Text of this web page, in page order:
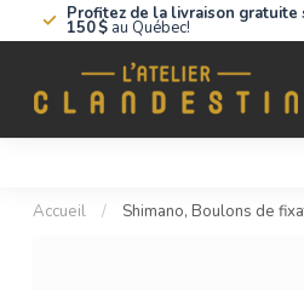
Profitez de la livraison
150 $ au Québec!
Accueil / Shimano, Boulons de